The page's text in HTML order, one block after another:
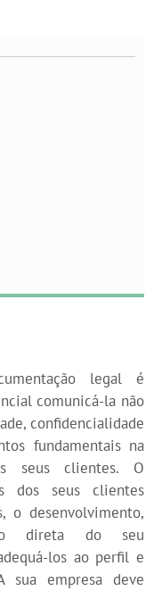
legal é
comunicá-la não
confidencialidade
fundamentais na
seus clientes. O
dos seus clientes
o desenvolvimento,
direta do seu
los ao perfil e
sua empresa deve